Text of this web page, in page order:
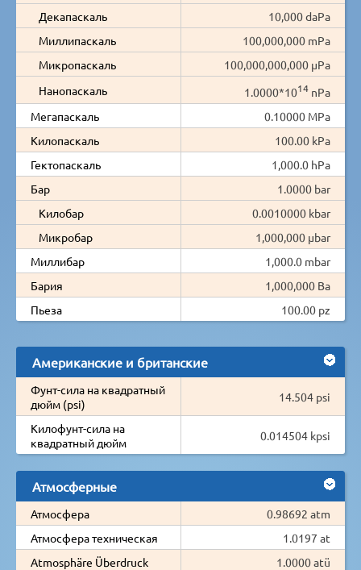
Декапаскаль
10,000 daPa
Миллипаскаль
100,000,000 mPa
Микропаскаль
100,000,000,000 µPa
Нанопаскаль
1.0000*1014 nPa
Мегапаскаль
0.10000 MPa
Килопаскаль
100.00 kPa
Гектопаскаль
1,000.0 hPa
Бар
1.0000 bar
Килобар
0.0010000 kbar
Микробар
1,000,000 µbar
Миллибар
1,000.0 mbar
Бария
1,000,000 Ba
Пьеза
100.00 pz
Американские и британские
Фунт-сила на квадратный
дюйм (psi)
14.504 psi
Килофунт-сила на
квадратный дюйм
0.014504 kpsi
Атмосферные
Атмосфера
0.98692 atm
Атмосфера техническая
1.0197 at
Atmosphäre Überdruck
1.0000 atü